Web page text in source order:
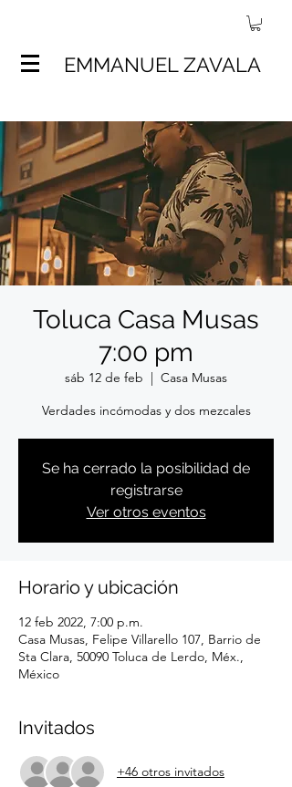
EMMANUEL ZAVALA
Toluca Casa Musas
7:00 pm
sáb 12 de feb
  |
Casa Musas
Verdades incómodas y dos mezcales
Se ha cerrado la posibilidad de
registrarse
Ver otros eventos
Horario y ubicación
12 feb 2022, 7:00 p.m.
Casa Musas, Felipe Villarello 107, Barrio de
Sta Clara, 50090 Toluca de Lerdo, Méx.,
México
Invitados
+46 otros invitados